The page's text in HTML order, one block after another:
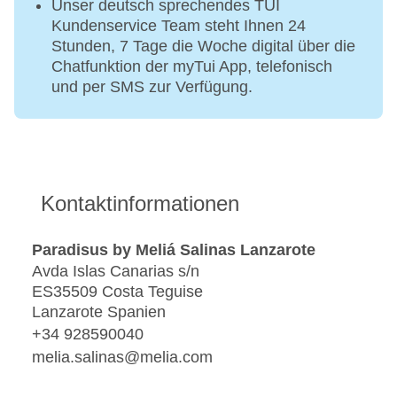
Unser deutsch sprechendes TUI
Kundenservice Team steht Ihnen 24
Stunden, 7 Tage die Woche digital über die
Chatfunktion der myTui App, telefonisch
und per SMS zur Verfügung.
Kontaktinformationen
Paradisus by Meliá Salinas Lanzarote
Avda Islas Canarias s/n
ES35509 Costa Teguise
Lanzarote Spanien
+34 928590040
melia.salinas@melia.com